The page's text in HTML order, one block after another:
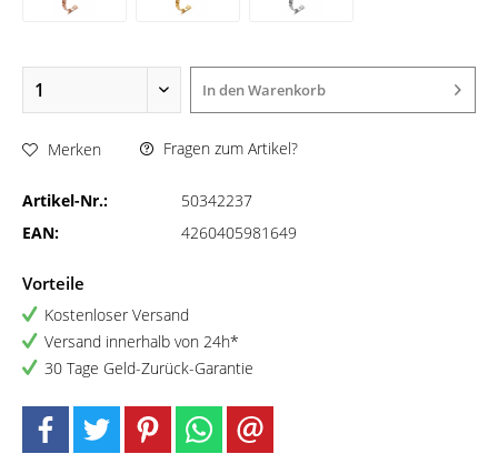
In denWarenkorb
Merken Fragen zum Artikel?
Artikel-Nr.:
50342237
EAN:
4260405981649
Vorteile
Kostenloser Versand
Versand innerhalb von 24h*
30 Tage Geld-Zurück-Garantie